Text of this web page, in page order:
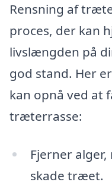
Rensning af
proces, der kan
livslængden på
god stand. Her
kan opnå ved at
træterrasse:
Fjerner
skade træet.